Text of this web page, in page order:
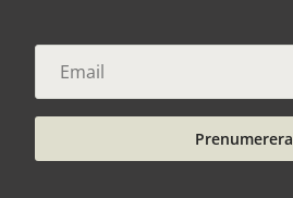
Prenumerera